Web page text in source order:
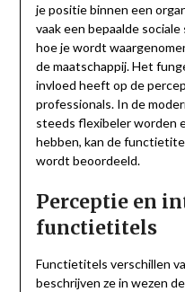
je positie binnen een
vaak een bepaalde
hoe je wordt
de maatschappij. Het
invloed heeft op de
professionals. In de
steeds flexibeler worden
hebben, kan de
wordt beoordeeld.
Perceptie en
functietitels
Functietitels verschillen
beschrijven ze in wezen